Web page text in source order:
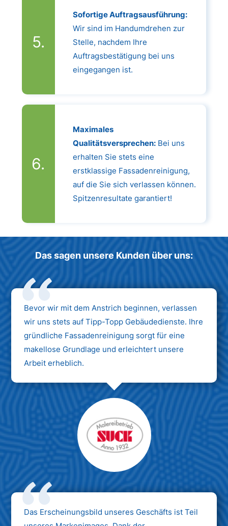
Sofortige Auftragsausführung:
Wir sind im Handumdrehen zur
Stelle, nachdem Ihre
Auftragsbestätigung bei uns
eingegangen ist.
Maximales
Qualitätsversprechen:Bei uns
erhalten Sie stets eine
erstklassige Fassadenreinigung,
auf die Sie sich verlassen können.
Spitzenresultate garantiert!
Das sagen unsere Kunden über uns:
Bevor wir mit dem Anstrich beginnen, verlassen
wir uns stets auf Tipp-Topp Gebäudedienste. Ihre
gründliche Fassadenreinigung sorgt für eine
makellose Grundlage und erleichtert unsere
Arbeit erheblich.
Das Erscheinungsbild unseres Geschäfts ist Teil